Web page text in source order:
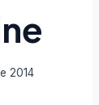
2014